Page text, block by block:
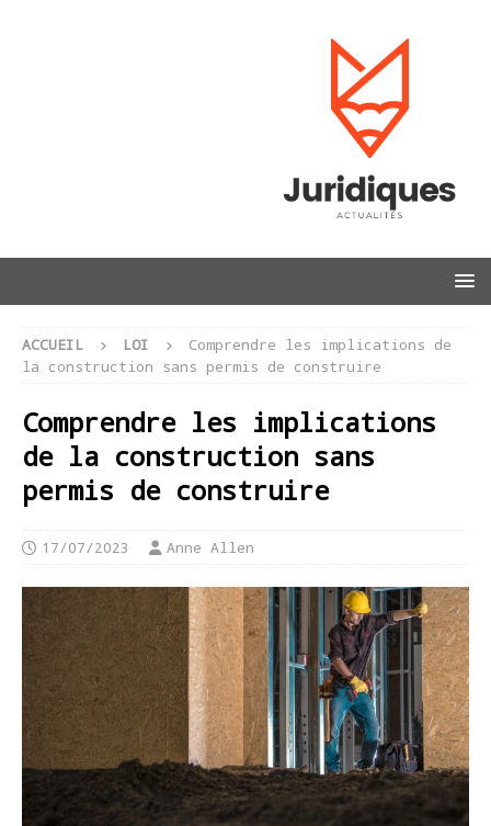
ACCUEIL LOI
Comprendre les implications de
la construction sans permis de construire
Comprendre les implications
de la construction sans
permis de construire
17/07/2023 Anne Allen